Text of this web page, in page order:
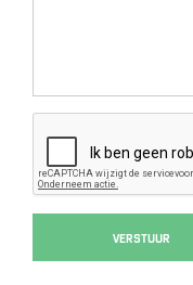
VERSTUUR